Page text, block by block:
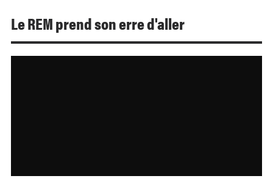
Le REM prend son erre d'aller